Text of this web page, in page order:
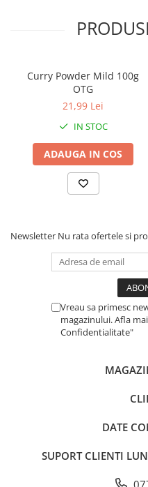
Curry Powder Mild 100g
OTG
21,99 Lei
IN STOC
ADAUGA IN COS
Newsletter Nu rata ofertele si
Vreau sa primesc
magazinului. Afla
Confidentialitate"
DATE
SUPORT CLIENTI